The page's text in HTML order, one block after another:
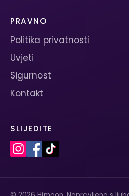
PRAVNO
Politika privatnosti
Uvjeti
Sigurnost
Kontakt
SLIJEDITE